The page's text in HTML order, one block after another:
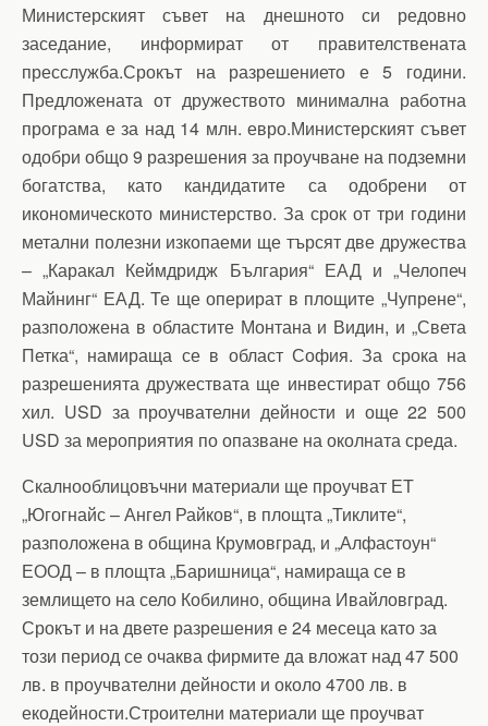
Министерският съвет на днешното си редовно
заседание, информират от правителствената
пресслужба.Срокът на разрешението е 5 години.
Предложената от дружеството минимална работна
програма е за над 14 млн. евро.Министерският съвет
одобри общо 9 разрешения за проучване на подземни
богатства, като кандидатите са одобрени от
икономическото министерство. За срок от три години
метални полезни изкопаеми ще търсят две дружества
– „Каракал Кеймдридж България“ ЕАД и „Челопеч
Майнинг“ ЕАД. Те ще оперират в площите „Чупрене“,
разположена в областите Монтана и Видин, и „Света
Петка“, намираща се в област София. За срока на
разрешенията дружествата ще инвестират общо 756
хил. USD за проучвателни дейности и още 22 500
USD за мероприятия по опазване на околната среда.
Скалнооблицовъчни материали ще проучват ЕТ
„Югогнайс – Ангел Райков“, в площта „Тиклите“,
разположена в община Крумовград, и „Алфастоун“
ЕООД – в площта „Баришница“, намираща се в
землището на село Кобилино, община Ивайловград.
Срокът и на двете разрешения е 24 месеца като за
този период се очаква фирмите да вложат над 47 500
лв. в проучвателни дейности и около 4700 лв. в
екодейности.Строителни материали ще проучват